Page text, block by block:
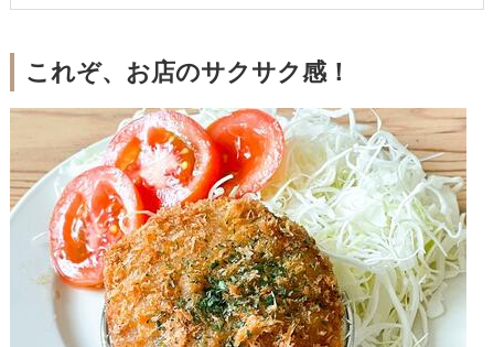
これぞ、お店のサクサク感！